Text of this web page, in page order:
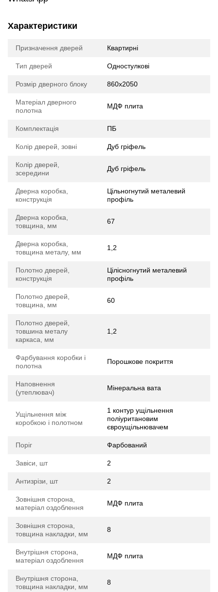
Характеристики
Призначення дверей Квартирні
Тип дверей Одностулкові
Розмір дверного блоку 860х2050
Матеріал дверного
полотна
МДФ плита
Комплектація ПБ
Колір дверей, зовні Дуб гріфель
Колір дверей,
зсередини
Дуб гріфель
Дверна коробка,
конструкція
Цільногнутий металевий
профіль
Дверна коробка,
товщина, мм
67
Дверна коробка,
товщина металу, мм
1,2
Полотно дверей,
конструкція
Цілісногнутий металевий
профіль
Полотно дверей,
товщина, мм
60
Полотно дверей,
товшина металу
каркаса, мм
1,2
Фарбування коробки і
полотна
Порошкове покриття
Наповнення
(утеплювач)
Мінеральна вата
Ущільнення між
коробкою і полотном
1 контур ущільнення
поліуритановим
євроущільнювачем
Поріг Фарбований
Завіси, шт 2
Антизрізи, шт 2
Зовнішня сторона,
матеріал оздоблення
МДФ плита
Зовнішня сторона,
товщина накладки, мм
8
Внутрішня сторона,
матеріал оздоблення
МДФ плита
Внутрішня сторона,
товщина накладки, мм
8